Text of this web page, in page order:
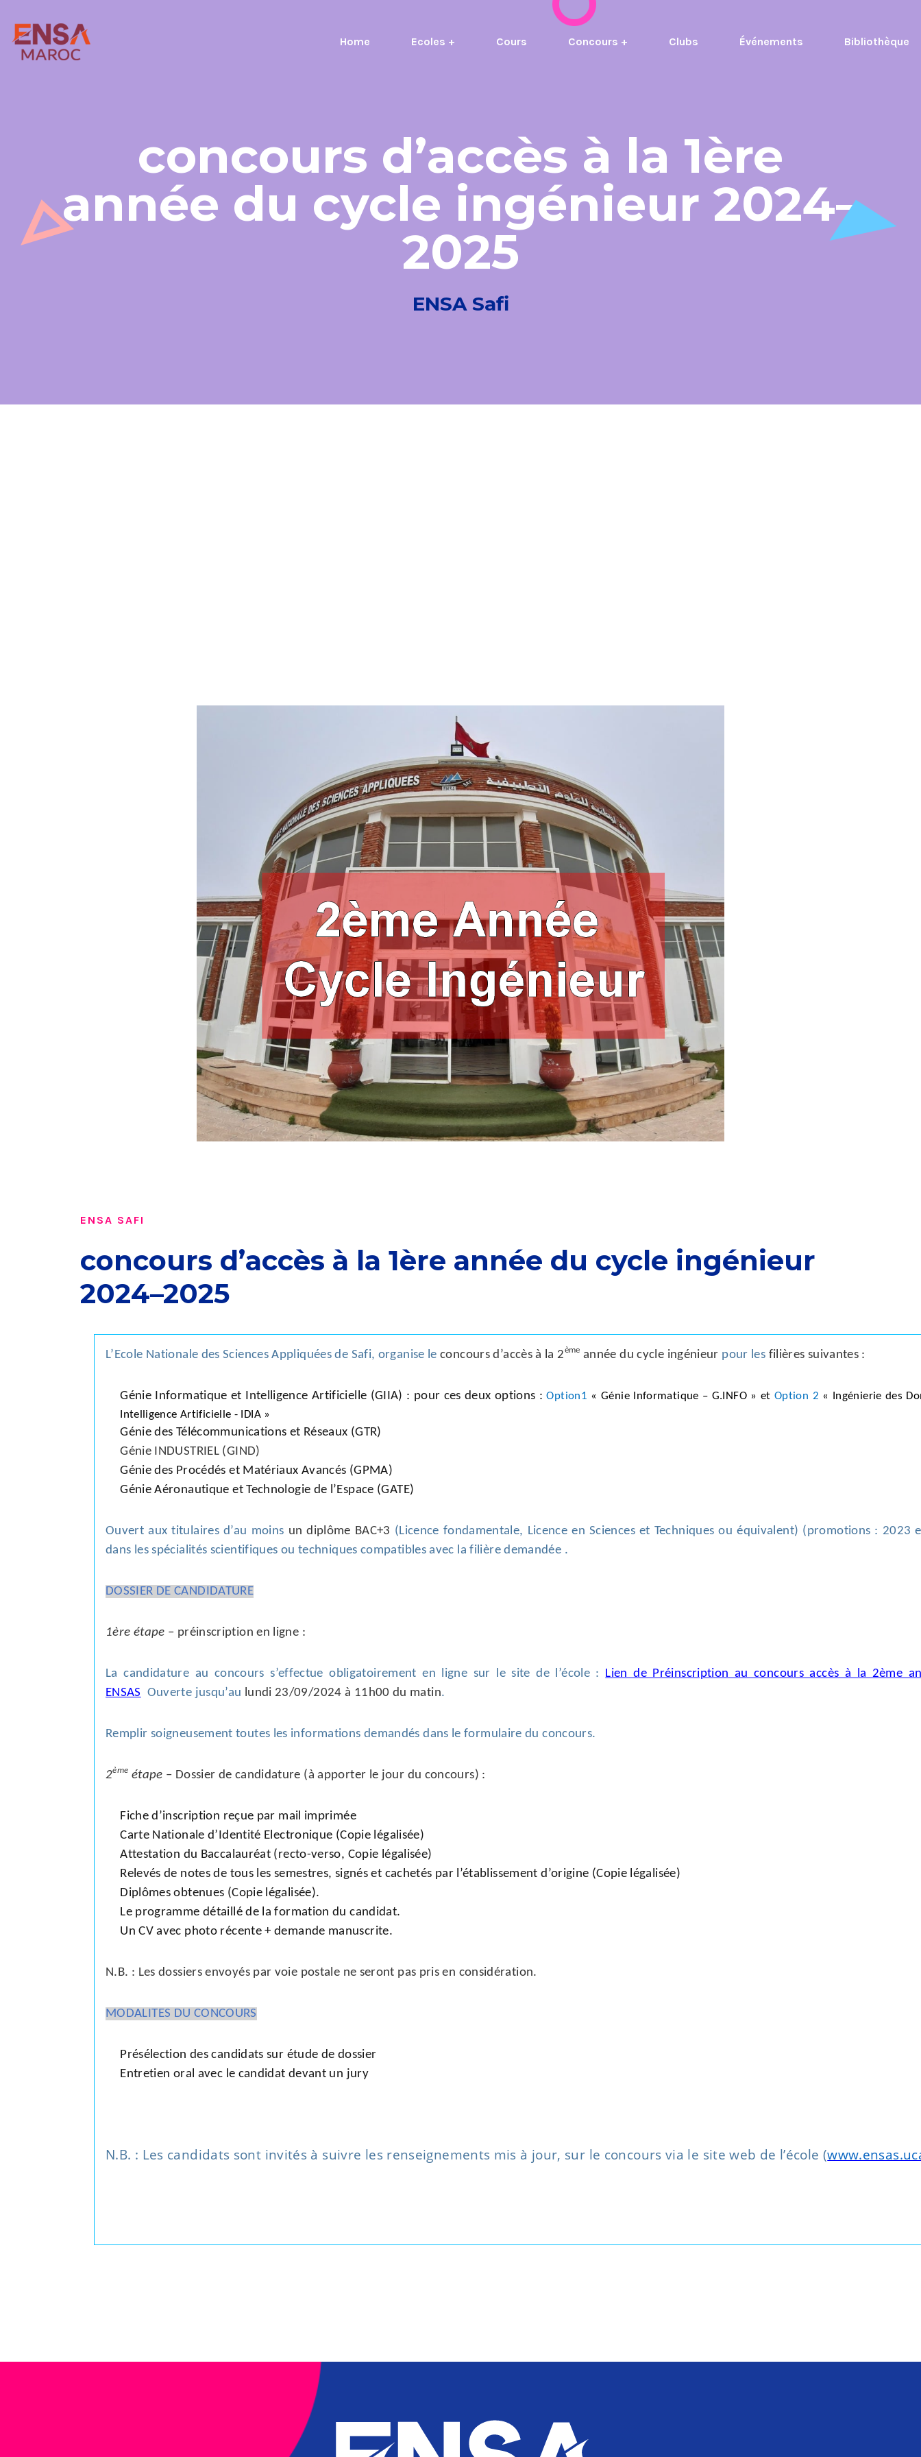
Home Ecoles + Cours Concours + Clubs Événements Bibliothèque
concours d’accès à la 1ère
année du cycle ingénieur 2024–
2025
ENSA Safi
ENSA SAFI
concours d’accès à la 1ère année du cycle ingénieur
2024–2025
L’Ecole Nationale des Sciences Appliquées de Safi, organise leconcours d’accès à la 2ème année du cycle ingénieur pour les filières suivantes :
Génie Informatique et Intelligence Artificielle (GIIA) : pour ces deux options :Option1 « Génie Informatique – G.INFO » et Option 2 « Ingénierie des
Intelligence Artificielle - IDIA »
Génie des Télécommunications et Réseaux (GTR)
Génie INDUSTRIEL (GIND)
Génie des Procédés et Matériaux Avancés (GPMA)
Génie Aéronautique et Technologie de l’Espace (GATE)
Ouvert aux titulaires d’au moins un diplôme BAC+3 (Licence fondamentale, Licence en Sciences et Techniques ou équivalent) (promotions : 2023
dans les spécialités scientifiques ou techniques compatibles avec la filière demandée .
DOSSIER DE CANDIDATURE
1ère étape – préinscription en ligne :
La candidature au concours s’effectue obligatoirement en ligne sur le site de l’école : Lien de Préinscription au concours accès à la 2ème
ENSAS Ouverte jusqu’au lundi23/09/2024 à 11h00 du matin.
Remplir soigneusement toutes les informations demandés dans le formulaire du concours.
2ème étape – Dossier de candidature (à apporter le jour du concours) :
Fiche d’inscription reçue par mail imprimée
Carte Nationale d’Identité Electronique (Copie légalisée)
Attestation du Baccalauréat (recto-verso, Copie légalisée)
Relevés de notes de tous les semestres, signés et cachetés par l’établissement d’origine (Copie légalisée)
Diplômes obtenues (Copie légalisée).
Le programme détaillé de la formation du candidat.
Un CV avec photo récente + demande manuscrite.
N.B. : Les dossiers envoyés par voie postale ne seront pas pris en considération.
MODALITES DU CONCOURS
Présélection des candidats sur étude de dossier
Entretien oral avec le candidat devant un jury
N.B. : Les candidats sont invités à suivre les renseignements mis à jour, sur le concours via le site web de l’école (